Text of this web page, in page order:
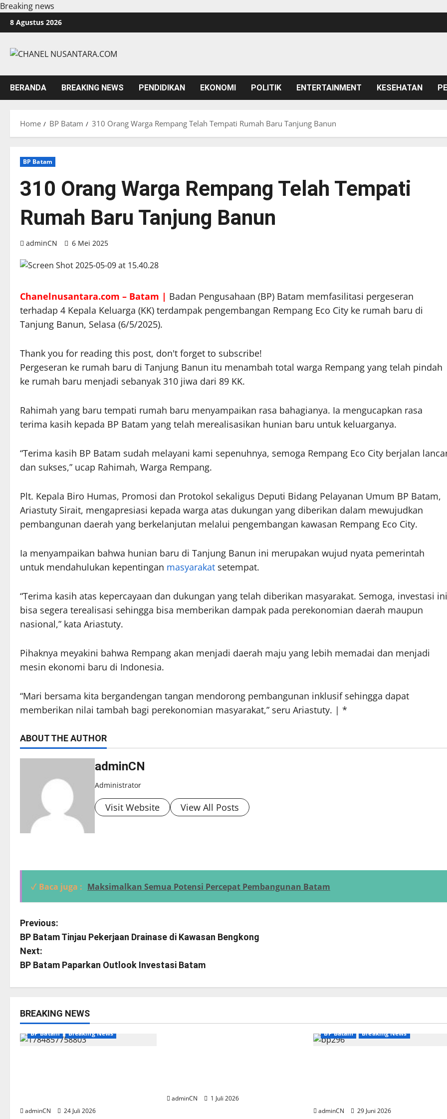
Breaking news
Skip
to
8 Agustus 2026
BERANDA BREAKING NEWS PENDIDIKAN EKONOMI POLITIK ENTERTAINMENT KESEHATAN
Home BP Batam 310 Orang Warga Rempang Telah Tempati Rumah Baru Tanjung Banun
BP Batam
310 Orang Warga Rempang Telah Tempati
Rumah Baru Tanjung Banun
adminCN 6 Mei 2025
Chanelnusantara.com – Batam | Badan Pengusahaan (BP) Batam memfasilitasi pergeseran
terhadap 4 Kepala Keluarga (KK) terdampak pengembangan Rempang Eco City ke rumah baru di
Tanjung Banun, Selasa (6/5/2025).
Thank you for reading this post, don't forget to subscribe!
Pergeseran ke rumah baru di Tanjung Banun itu menambah total warga Rempang yang telah pindah
ke rumah baru menjadi sebanyak 310 jiwa dari 89 KK.
Rahimah yang baru tempati rumah baru menyampaikan rasa bahagianya. Ia mengucapkan rasa
terima kasih kepada BP Batam yang telah merealisasikan hunian baru untuk keluarganya.
“Terima kasih BP Batam sudah melayani kami sepenuhnya, semoga Rempang Eco City berjalan
dan sukses,” ucap Rahimah, Warga Rempang.
Plt. Kepala Biro Humas, Promosi dan Protokol sekaligus Deputi Bidang Pelayanan Umum BP Batam,
Ariastuty Sirait, mengapresiasi kepada warga atas dukungan yang diberikan dalam mewujudkan
pembangunan daerah yang berkelanjutan melalui pengembangan kawasan Rempang Eco City.
Ia menyampaikan bahwa hunian baru di Tanjung Banun ini merupakan wujud nyata pemerintah
untuk mendahulukan kepentingan masyarakat setempat.
“Terima kasih atas kepercayaan dan dukungan yang telah diberikan masyarakat. Semoga, investasi ini
bisa segera terealisasi sehingga bisa memberikan dampak pada perekonomian daerah maupun
nasional,” kata Ariastuty.
Pihaknya meyakini bahwa Rempang akan menjadi daerah maju yang lebih memadai dan menjadi
mesin ekonomi baru di Indonesia.
“Mari bersama kita bergandengan tangan mendorong pembangunan inklusif sehingga dapat
memberikan nilai tambah bagi perekonomian masyarakat,” seru Ariastuty. | *
ABOUT THE AUTHOR
adminCN
Administrator
Visit Website View All Posts
✓ Baca juga : Maksimalkan Semua Potensi Percepat Pembangunan Batam
P
o
s
t
n
a
a
Previous:
BP Batam Tinjau Pekerjaan Drainase di Kawasan Bengkong
Next:
BP Batam Paparkan Outlook Investasi Batam
BREAKING NEWS
BP Batam Breaking News
adminCN 24 Juli 2026
adminCN 1 Juli 2026
BP Batam Breaking News
adminCN 29 Juni 2026